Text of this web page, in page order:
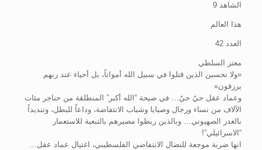
الشاهد 9
هذا العالم
العدد 42
معتز السلطي
«ولا تحسبن الذين قتلوا في سبيل الله أمواتاً، بل أحياء عند ربهم
يرزقون»
وعماد عقل حيٌ حيٌ… في صيحة “الله أكبر” المنطلقة من حناجر مئات
الآلاف من نساء ورجال وصبايا وشباب الانتفاضة، وداعاً للبطل، وتنديداً
بالغدر الصهيوني… وبالذين ربطوا مصيرهم بالتبعية للاستعمار
“الاسرائيلي”!
انها ضربة موجعة للنضال الانتفاضي الفلسطيني، اغتيال عماد عقل…